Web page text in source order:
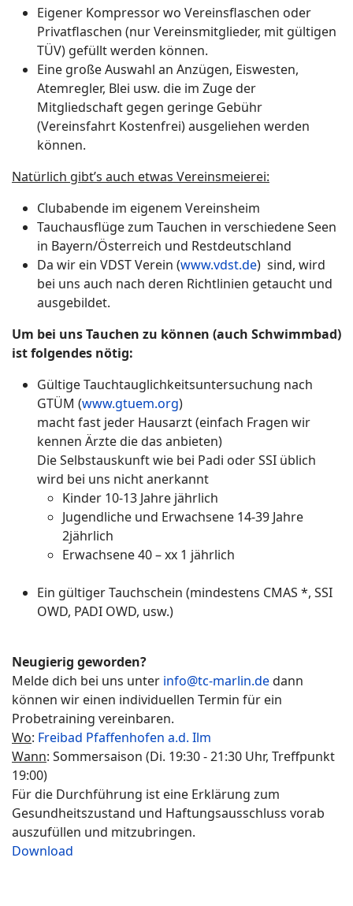
Eigener Kompressor wo Vereinsflaschen oder
Privatflaschen (nur Vereinsmitglieder, mit gültigen
TÜV) gefüllt werden können.
Eine große Auswahl an Anzügen, Eiswesten,
Atemregler, Blei usw. die im Zuge der
Mitgliedschaft gegen geringe Gebühr
(Vereinsfahrt Kostenfrei) ausgeliehen werden
können.
Natürlich gibt’s auch etwas Vereinsmeierei:
Clubabende im eigenem Vereinsheim
Tauchausflüge zum Tauchen in verschiedene Seen
in Bayern/Österreich und Restdeutschland
Da wir ein VDST Verein (www.vdst.de) sind, wird
bei uns auch nach deren Richtlinien getaucht und
ausgebildet.
Um bei uns Tauchen zu können (auch Schwimmbad)
ist folgendes nötig:
Gültige Tauchtauglichkeitsuntersuchung nach
GTÜM (www.gtuem.org)
macht fast jeder Hausarzt (einfach Fragen wir
kennen Ärzte die das anbieten)
Die Selbstauskunft wie bei Padi oder SSI üblich
wird bei uns nicht anerkannt
Kinder 10-13 Jahre jährlich
Jugendliche und Erwachsene 14-39 Jahre
2jährlich
Erwachsene 40 – xx 1 jährlich
Ein gültiger Tauchschein (mindestens CMAS *, SSI
OWD, PADI OWD, usw.)
Neugierig geworden?
Melde dich bei uns unter info@tc-marlin.dedann
können wir einen individuellen Termin für ein
Probetraining vereinbaren.
Wo: Freibad Pfaffenhofen a.d. Ilm
Wann: Sommersaison (Di. 19:30 - 21:30 Uhr, Treffpunkt
19:00)
Für die Durchführung ist eine Erklärung zum
Gesundheitszustand und Haftungsausschluss vorab
auszufüllen und mitzubringen.
Download